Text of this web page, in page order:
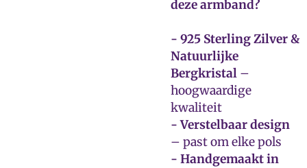
deze armband?
- 925 Sterling Zilver &
Natuurlijke
Bergkristal –
hoogwaardige
kwaliteit
- Verstelbaar design
– past om elke pols
- Handgemaakt in